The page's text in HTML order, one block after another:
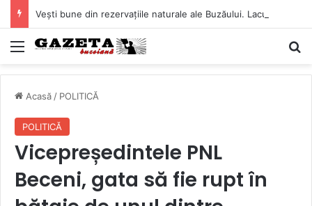
Mediu
Acasă / POLITICĂ
POLITICĂ
Vicepreședintele PNL
Beceni, gata să fie rupt în